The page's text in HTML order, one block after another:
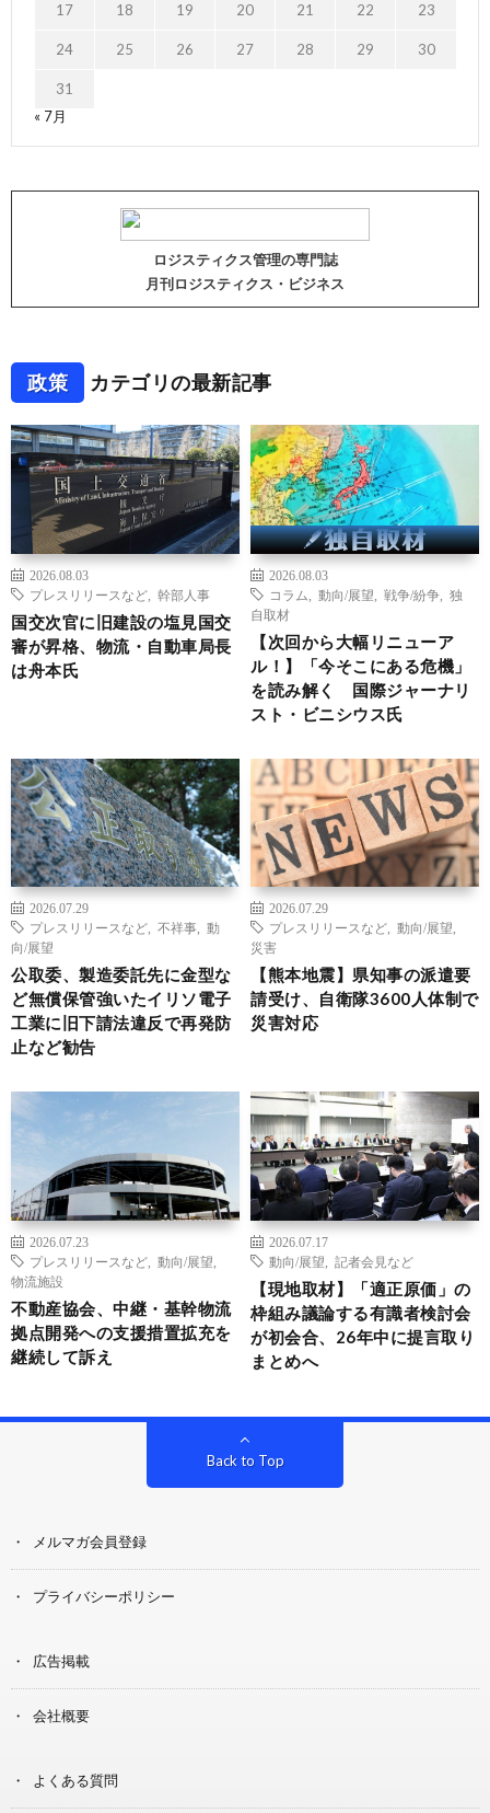
17 18 19 20 21 22 23
24 25 26 27 28 29 30
31
« 7月
ロジスティクス管理の専門誌
月刊ロジスティクス・ビジネス
政策 カテゴリの最新記事
2026.08.03
プレスリリースなど
幹部人事
国交次官に旧建設の塩見国交
審が昇格、物流・自動車局長
は舟本氏
2026.08.03
コラム
動向/展望 戦争/紛争
独
自取材
【次回から大幅リニューア
ル！】「今そこにある危機」
を読み解く 国際ジャーナリ
スト・ビニシウス氏
2026.07.29
プレスリリースなど
不祥事
動
向/展望
公取委、製造委託先に金型な
ど無償保管強いたイリソ電子
工業に旧下請法違反で再発防
止など勧告
2026.07.29
プレスリリースなど
動向/展望
災害
【熊本地震】県知事の派遣要
請受け、自衛隊3600人体制で
災害対応
2026.07.23
プレスリリースなど
動向/展望
物流施設
不動産協会、中継・基幹物流
拠点開発への支援措置拡充を
継続して訴え
2026.07.17
動向/展望
記者会見など
【現地取材】「適正原価」の
枠組み議論する有識者検討会
が初会合、26年中に提言取り
まとめへ
Back to Top
メルマガ会員登録
プライバシーポリシー
広告掲載
会社概要
よくある質問